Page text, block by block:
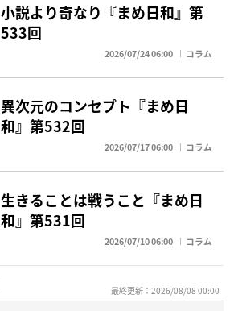
小説より奇なり『まめ日和』第
533回
2026/07/24 06:00 コラム
異次元のコンセプト『まめ日
和』第532回
2026/07/17 06:00 コラム
生きることは戦うこと『まめ日
和』第531回
2026/07/10 06:00 コラム
最終更新：2026/08/08 00:00